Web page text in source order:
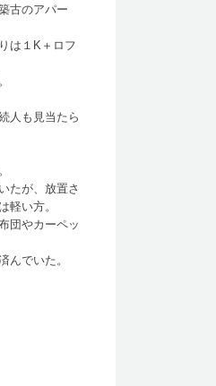
古のアパー
は１K＋ロフ
人も見当たら
たが、放置さ
軽い方。
団やカーペッ
んでいた。